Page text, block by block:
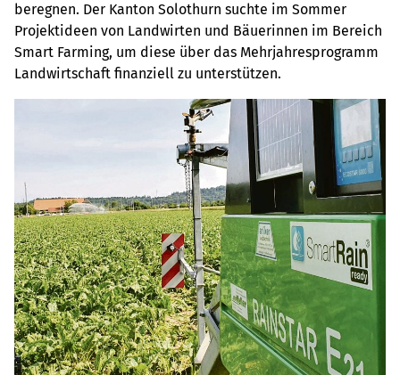
beregnen. Der Kanton Solothurn suchte im Sommer
Projektideen von Landwirten und Bäuerinnen im Bereich
Smart Farming, um diese über das Mehrjahresprogramm
Landwirtschaft finanziell zu unterstützen.